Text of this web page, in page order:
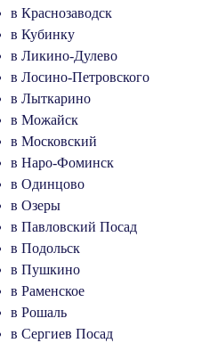
в Краснозаводск
в Кубинку
в Ликино-Дулево
в Лосино-Петровского
в Лыткарино
в Можайск
в Московский
в Наро-Фоминск
в Одинцово
в Озеры
в Павловский Посад
в Подольск
в Пушкино
в Раменское
в Рошаль
в Сергиев Посад